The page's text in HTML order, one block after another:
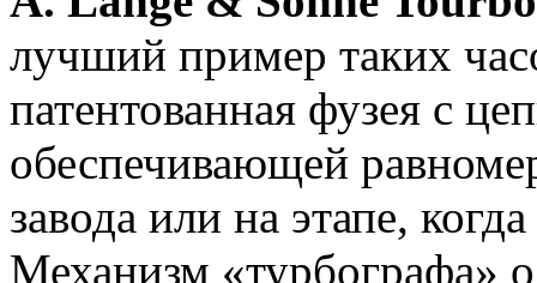
лучший пример таких
патентованная фузея с
обеспечивающей
завода или на этапе,
Механизм «турбографа»